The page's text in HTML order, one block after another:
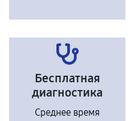
Бесплатная
диагностика
Среднее время